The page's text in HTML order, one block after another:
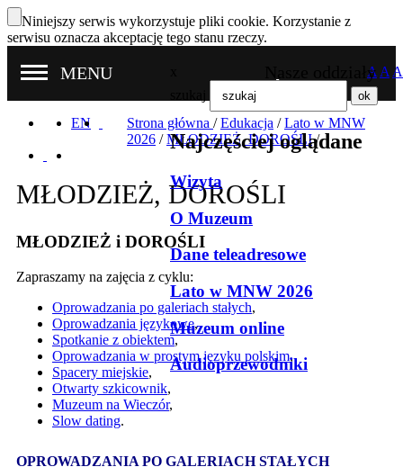
Niniejszy serwis wykorzystuje pliki cookie. Korzystanie z
serwisu oznacza akceptację tego stanu rzeczy.
Nasze oddziały
MENU
Najczęściej oglądane
Wizyta
O Muzeum
Dane teleadresowe
Lato w MNW 2026
Muzeum online
Audioprzewodniki
A A A
EN Strona główna / Edukacja /Lato w MNW
2026 /MŁODZIEŻ, DOROŚLI/
MŁODZIEŻ, DOROŚLI
MŁODZIEŻ i DOROŚLI
Zapraszamy na zajęcia z cyklu:
Oprowadzania po galeriach stałych,
Oprowadzania językowe,
Spotkanie z obiektem,
Oprowadzania w prostym języku polskim,
Spacery miejskie,
Otwarty szkicownik,
Muzeum na Wieczór,
Slow dating.
OPROWADZANIA PO GALERIACH STAŁYCH